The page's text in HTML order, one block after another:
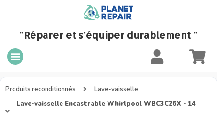
"Réparer et s'équiper durablement "
Produits reconditionnés
Lave-vaisselle
Lave-vaisselle Encastrable Whirlpool WBC3C26X - 14